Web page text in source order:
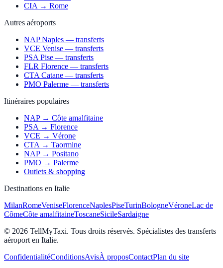
CIA → Rome
Autres aéroports
NAP Naples — transferts
VCE Venise — transferts
PSA Pise — transferts
FLR Florence — transferts
CTA Catane — transferts
PMO Palerme — transferts
Itinéraires populaires
NAP → Côte amalfitaine
PSA → Florence
VCE → Vérone
CTA → Taormine
NAP → Positano
PMO → Palerme
Outlets & shopping
Destinations en Italie
MilanRomeVeniseFlorenceNaplesPiseTurinBologneVéroneLac de
CômeCôte amalfitaineToscaneSicileSardaigne
© 2026 TellMyTaxi. Tous droits réservés. Spécialistes des transferts
aéroport en Italie.
ConfidentialitéConditionsAvisÀ proposContactPlan du site